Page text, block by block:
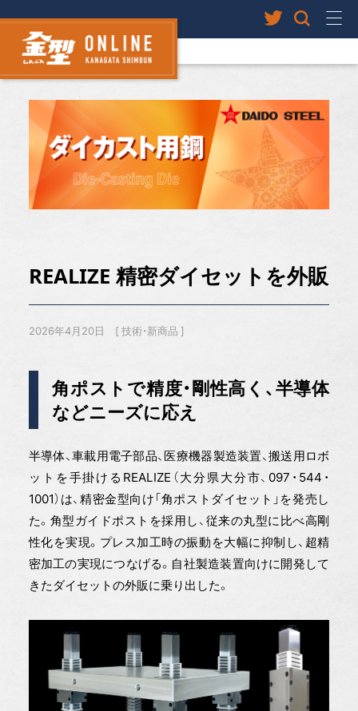
REALIZE 精密ダイセットを外販
2026年4月20日 技術・新商品
角ポストで精度・剛性高く、半導体
などニーズに応え
半導体、車載用電子部品、医療機器製造装置、搬送用ロボ
ットを手掛けるREALIZE（大分県大分市、097・544・
1001）は、精密金型向け「角ポストダイセット」を発売し
た。角型ガイドポストを採用し、従来の丸型に比べ高剛
性化を実現。プレス加工時の振動を大幅に抑制し、超精
密加工の実現につなげる。自社製造装置向けに開発して
きたダイセットの外販に乗り出した。